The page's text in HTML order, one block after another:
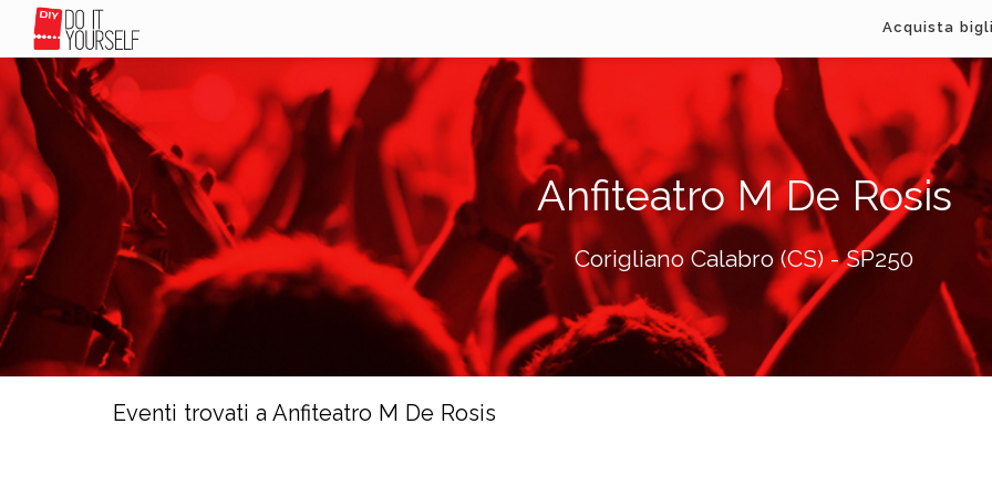
Acquista
Anfiteatro M De Rosis
Corigliano Calabro (CS) - SP250
Eventi trovati a Anfiteatro M De Rosis